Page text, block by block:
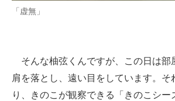
「虚無」
そんな柚弦くんですが、この日は部
肩を落とし、遠い目をしています。そ
り、きのこが観察できる「きのこシー